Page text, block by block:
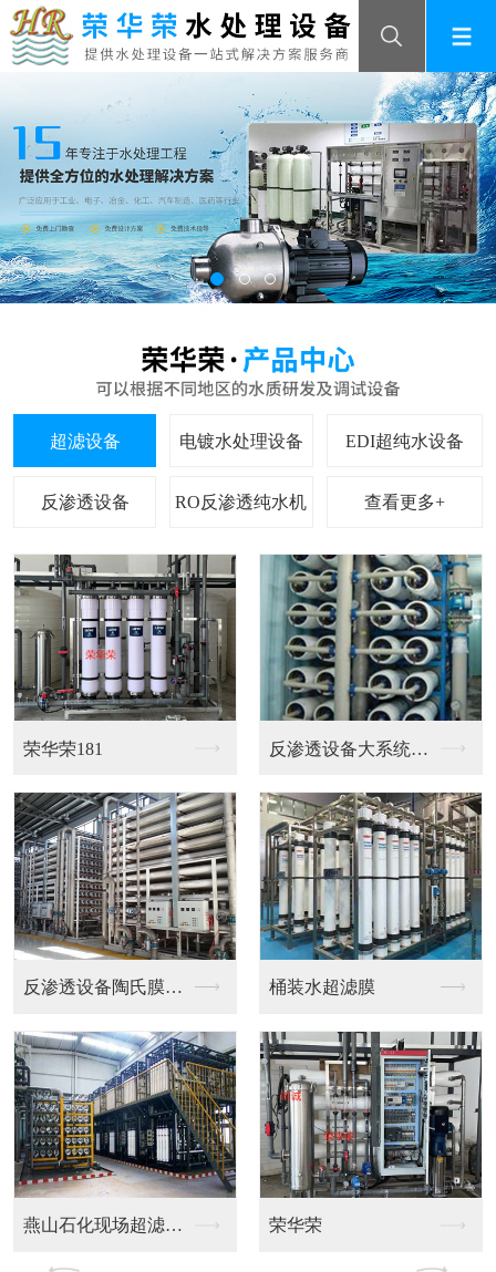
查看更多+
超纯水离子交换设备 反渗透设备+EDI+...
电镀水处理 电镀水处理设备
电镀水设备 电镀水设备厂